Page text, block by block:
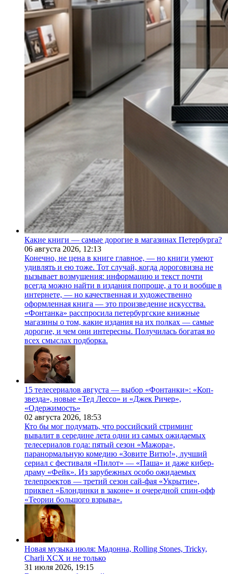
Какие книги — самые дорогие в магазинах Петербурга?
06 августа 2026, 12:13
Конечно, не цена в книге главное, — но книги умеют
удивлять и ею тоже. Тот случай, когда дороговизна не
вызывает возмущения: информацию и текст почти
всегда можно найти в издания попроще, а то и вообще в
интернете, — но качественная и художественно
оформленная книга — это произведение искусства.
«Фонтанка» расспросила петербургские книжные
магазины о том, какие издания на их полках — самые
дорогие, и чем они интересны. Получилась богатая во
всех смыслах подборка.
15 телесериалов августа — выбор «Фонтанки»: «Коп-
звезда», новые «Тед Лессо» и «Джек Ричер»,
«Одержимость»
02 августа 2026, 18:53
Кто бы мог подумать, что российский стриминг
вывалит в середине лета одни из самых ожидаемых
телесериалов года: пятый сезон «Мажора»,
паранормальную комедию «Зовите Витю!», лучший
сериал с фестиваля «Пилот» — «Паша» и даже кибер-
драму «Фейк». Из зарубежных особо ожидаемых
телепроектов — третий сезон сай-фая «Укрытие»,
приквел «Блондинки в законе» и очередной спин-офф
«Теории большого взрыва».
Новая музыка июля: Мадонна, Rolling Stones, Tricky,
Charli XCX и не только
31 июля 2026, 19:15